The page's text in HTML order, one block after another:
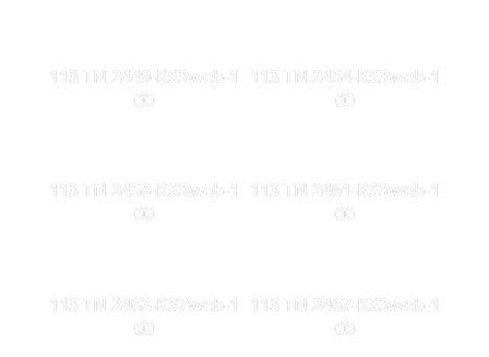
113 TN 2449-KS3web-1
00
113 TN 2454-KS3web-1
00
113 TN 2458-KS3web-1
00
113 TN 2461-KS3web-1
00
113 TN 2462-KS7web-1
00
113 TN 2467-KS3web-1
00